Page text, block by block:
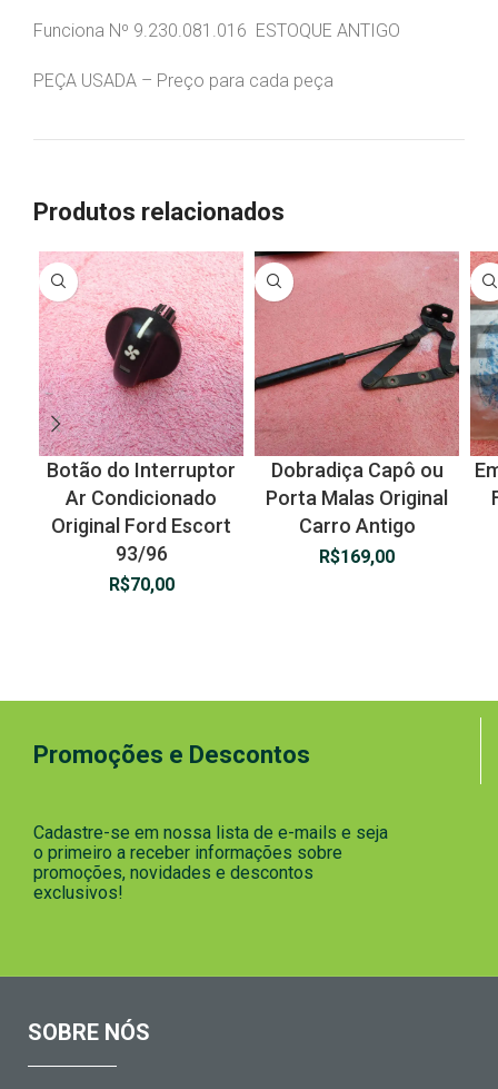
Funciona Nº 9.230.081.016 ESTOQUE ANTIGO
PEÇA USADA – Preço para cada peça
Produtos relacionados
Botão do Interruptor
Ar Condicionado
Original Ford Escort
93/96
R$70,00
Dobradiça Capô ou
Porta Malas Original
Carro Antigo
R$169,00
Promoções e Descontos
Cadastre-se em nossa lista de e-mails e seja
o primeiro a receber informações sobre
promoções, novidades e descontos
exclusivos!
SOBRE NÓS